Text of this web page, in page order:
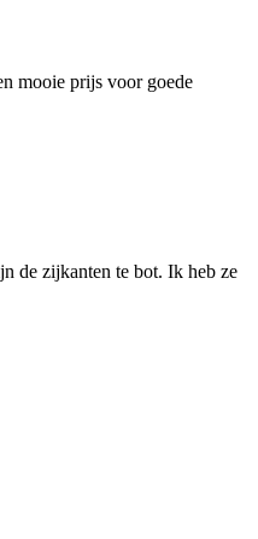
mooie prijs voor goede
de zijkanten te bot. Ik heb ze